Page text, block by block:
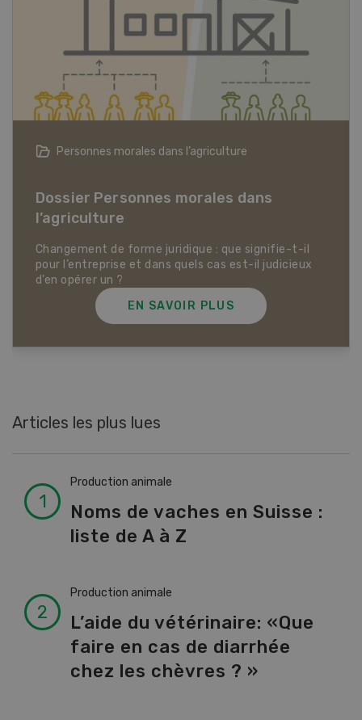
Articles biologiques
Dossier Articles biologiques
EN SAVOIR PLUS
Articles les plus lues
Production animale
Noms de vaches en Suisse :
liste de A à Z
Production animale
L’aide du vétérinaire: «Que
faire en cas de diarrhée
chez les chèvres ? »